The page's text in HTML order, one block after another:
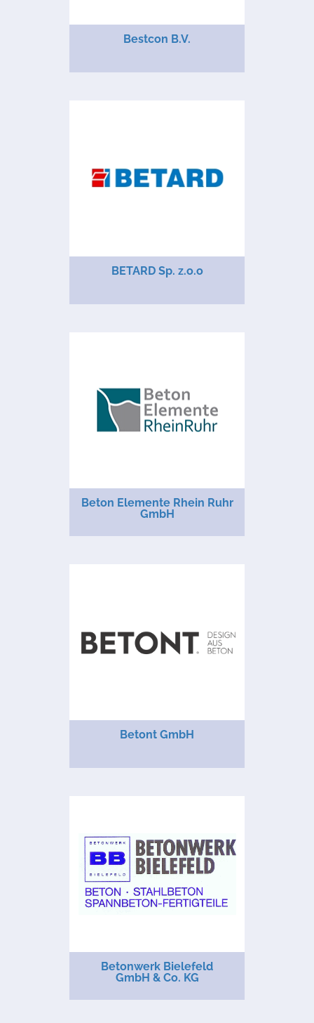
Bestcon B.V.
BETARD Sp. z.o.o
Beton Elemente Rhein Ruhr
GmbH
Betont GmbH
Betonwerk Bielefeld
GmbH & Co. KG